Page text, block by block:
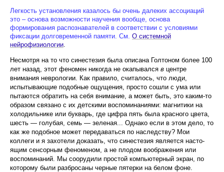
Легкость установления казалось бы очень далеких ассоциаций
это – основа возможности научения вообще, основа
формирования распознавателей в соответствии с условиями
фиксации долговременной памяти. См. О системной
нейрофизиологии.
Несмотря на то что синестезия была описана Голтоном более 100
лет назад, этот феномен никогда не окапывался в центре
внимания неврологии. Как пра­вило, считалось, что люди,
испытывающие подобные ощущения, просто сошли с ума или
пытаются обра­тить на себя внимание, а может быть, это каким-то
образом связано с их детскими воспоминаниями: магнитики на
холодильнике или букварь, где цифра пять была красного цвета,
шесть — голубая, семь — зеленая... Однако если в этом дело, то
как же подоб­ное может передаваться по наследству? Мои
коллеги и я захотели доказать, что синестезия является насто­
ящим сенсорным феноменом, а не плодом вообра­жения или
воспоминаний. Мы соорудили простой компьютерный экран, по
которому были разбросаны черные пятерки на белом фоне.